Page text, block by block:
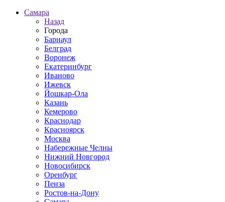
Самара
Назад
Города
Барнаул
Белград
Воронеж
Екатеринбург
Иваново
Ижевск
Йошкар-Ола
Казань
Кемерово
Краснодар
Красноярск
Москва
Набережные Челны
Нижний Новгород
Новосибирск
Оренбург
Пенза
Ростов-на-Дону